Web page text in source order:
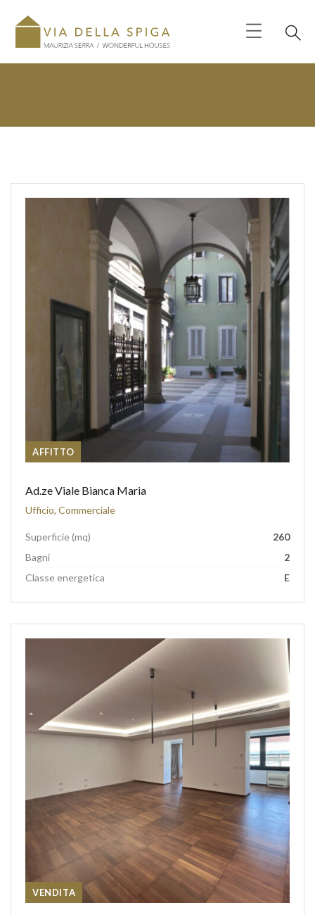
AFFITTO
Ad.ze Viale Bianca Maria
Ufficio, Commerciale
Superficie (mq)
260
Bagni
2
Classe energetica
E
VENDITA